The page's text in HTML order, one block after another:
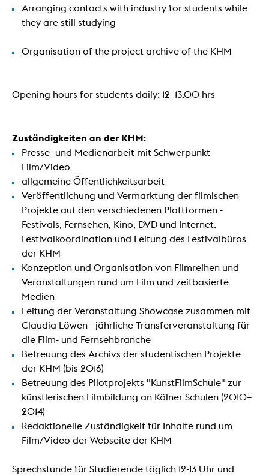
Arranging contacts with industry for students while
they are still studying
Organisation of the project archive of the KHM
Opening hours for students daily: 12–13.00 hrs
Zuständigkeiten an der KHM:
Presse- und Medienarbeit mit Schwerpunkt
Film/Video
allgemeine Öffentlichkeitsarbeit
Veröffentlichung und Vermarktung der filmischen
Projekte auf den verschiedenen Plattformen -
Festivals, Fernsehen, Kino, DVD und Internet.
Festivalkoordination und Leitung des Festivalbüros
der KHM
Konzeption und Organisation von Filmreihen und
Veranstaltungen rund um Film und zeitbasierte
Medien
Leitung der Veranstaltung Showcase zusammen mit
Claudia Löwen - jährliche Transferveranstaltung für
die Film- und Fernsehbranche
Betreuung des Archivs der studentischen Projekte
der KHM (bis 2016)
Betreuung des Pilotprojekts "KunstFilmSchule" zur
künstlerischen Filmbildung an Kölner Schulen (2010–
2014)
Redaktionelle Zuständigkeit für Inhalte rund um
Film/Video der Webseite der KHM
Sprechstunde für Studierende täglich 12-13 Uhr und